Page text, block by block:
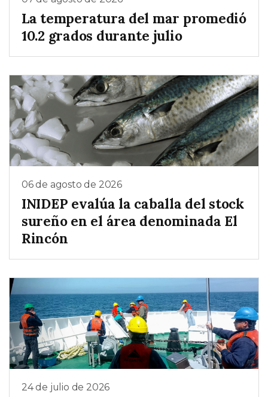
La temperatura del mar promedió
10.2 grados durante julio
06 de agosto de 2026
INIDEP evalúa la caballa del stock
sureño en el área denominada El
Rincón
24 de julio de 2026